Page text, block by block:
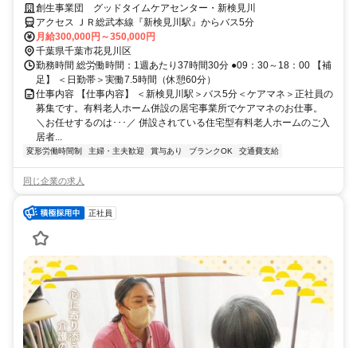
創生事業団 グッドタイムケアセンター・新検見川
アクセス ＪＲ総武本線『新検見川駅』からバス5分
月給300,000円～350,000円
千葉県千葉市花見川区
勤務時間 総労働時間：1週あたり37時間30分 ●09：30～18：00 【補
足】 ＜日勤帯＞実働7.5時間（休憩60分）
仕事内容 【仕事内容】 ＜新検見川駅＞バス5分＜ケアマネ＞正社員の
募集です。有料老人ホーム併設の居宅事業所でケアマネのお仕事。
＼お任せするのは･･･／ 併設されている住宅型有料老人ホームのご入
居者...
変形労働時間制 主婦・主夫歓迎 賞与あり ブランクOK 交通費支給
同じ企業の求人
正社員